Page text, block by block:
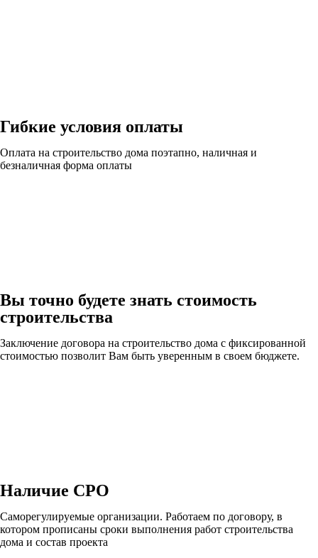
Гибкие условия оплаты
Оплата на строительство дома поэтапно, наличная и
безналичная форма оплаты
Вы точно будете знать стоимость
строительства
Заключение договора на строительство дома с фиксированной
стоимостью позволит Вам быть уверенным в своем бюджете.
Наличие СРО
Саморегулируемые организации. Работаем по договору, в
котором прописаны сроки выполнения работ строительства
дома и состав проекта